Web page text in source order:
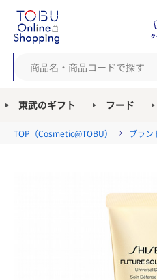
ク
東武のギフト フード
TOP（Cosmetic@TOBU） ブラン